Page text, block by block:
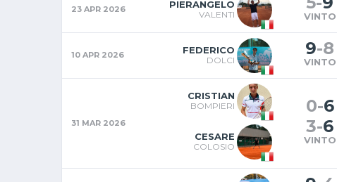
23 APR 2026 PIERANGELO
VALENTI VINTO
10 APR 2026 FEDERICO
DOLCI
9-8
VINTO
31 MAR 2026
CRISTIAN
BOMPIERI
CESARE
COLOSIO
0-6
3-6
VINTO